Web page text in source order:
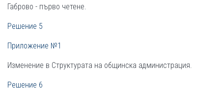
Габрово - първо четене.
Решение 5
Приложение №1
Изменение в Структурата на общинска администрация.
Решение 6